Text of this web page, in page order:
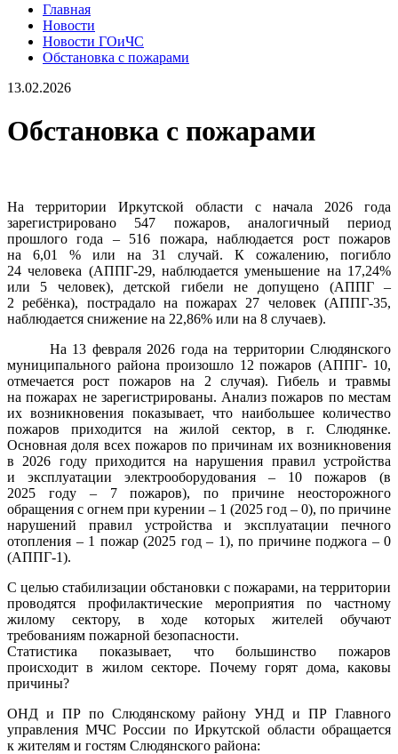
Главная
Новости
Новости ГОиЧС
Обстановка с пожарами
13.02.2026
Обстановка с пожарами
На территории Иркутской области с начала 2026 года
зарегистрировано 547 пожаров, аналогичный период
прошлого года – 516 пожара, наблюдается рост пожаров
на 6,01 % или на 31 случай. К сожалению, погибло
24 человека (АППГ-29, наблюдается уменьшение на 17,24%
или 5 человек), детской гибели не допущено (АППГ –
2 ребёнка), пострадало на пожарах 27 человек (АППГ-35,
наблюдается снижение на 22,86% или на 8 случаев).
На 13 февраля 2026 года на территории Слюдянского
муниципального района произошло 12 пожаров (АППГ- 10,
отмечается рост пожаров на 2 случая). Гибель и травмы
на пожарах не зарегистрированы. Анализ пожаров по местам
их возникновения показывает, что наибольшее количество
пожаров приходится на жилой сектор, в г. Слюдянке.
Основная доля всех пожаров по причинам их возникновения
в 2026 году приходится на нарушения правил устройства
и эксплуатации электрооборудования – 10 пожаров (в
2025 году – 7 пожаров), по причине неосторожного
обращения с огнем при курении – 1 (2025 год – 0), по причине
нарушений правил устройства и эксплуатации печного
отопления – 1 пожар (2025 год – 1), по причине поджога – 0
(АППГ-1).
С целью стабилизации обстановки с пожарами, на территории
проводятся профилактические мероприятия по частному
жилому сектору, в ходе которых жителей обучают
требованиям пожарной безопасности.
Статистика показывает, что большинство пожаров
происходит в жилом секторе. Почему горят дома, каковы
причины?
ОНД и ПР по Слюдянскому району УНД и ПР Главного
управления МЧС России по Иркутской области обращается
к жителям и гостям Слюдянского района: